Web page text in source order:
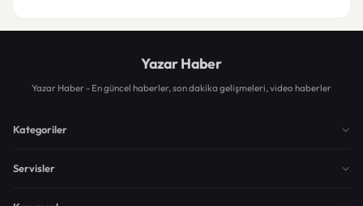
Yazar Haber
Yazar Haber - En güncel haberler, son dakika gelişmeleri, video haberler
Kategoriler
Servisler